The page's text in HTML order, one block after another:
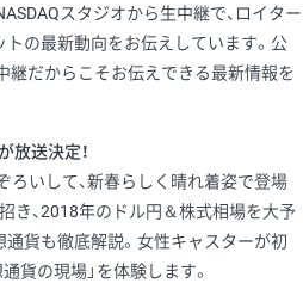
スタジオから生中継で、ロイター
の最新動向をお伝えしています。公
継だからこそお伝えできる最新情報を
放送決定！
いして、新春らしく晴れ着姿で登場
き、2018年のドル円＆株式相場を大予
通貨も徹底解説。女性キャスターが初
貨の現場」を体験します。